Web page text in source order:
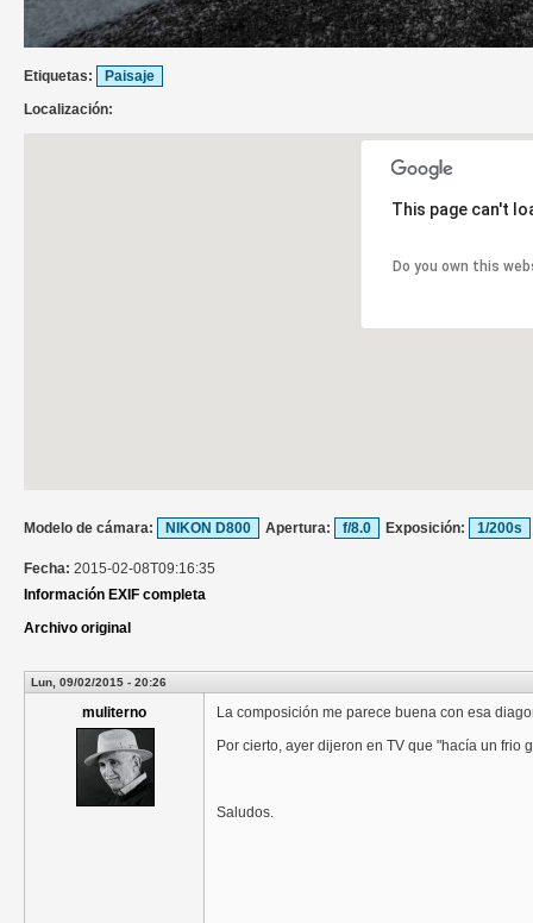
Etiquetas:
Paisaje
Localización:
This page can't
Do you own this
Modelo de cámara: NIKON D800 Apertura: f/8.0 Exposición: 1/200s
Fecha: 2015-02-08T09:16:35
Información EXIF completa
Archivo original
Lun, 09/02/2015 - 20:26
muliterno
La composición me parece buena con esa
Por cierto, ayer dijeron en TV que "hacía un frio
Saludos.